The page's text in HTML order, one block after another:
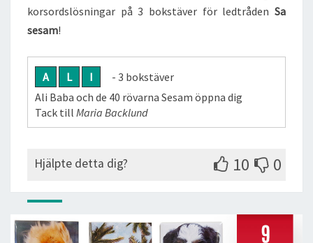
korsordslösningar på 3 bokstäver för ledtråden Sa
sesam!
A L I
- 3 bokstäver
Ali Baba och de 40 rövarna Sesam öppna dig
Tack till Maria Backlund
Hjälpte detta dig? 10 0